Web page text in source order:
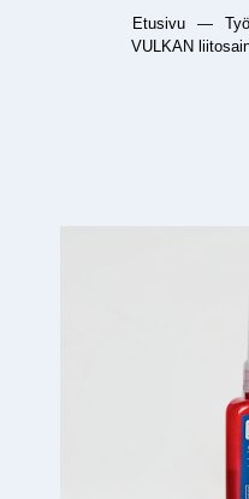
Etusivu —
VULKAN